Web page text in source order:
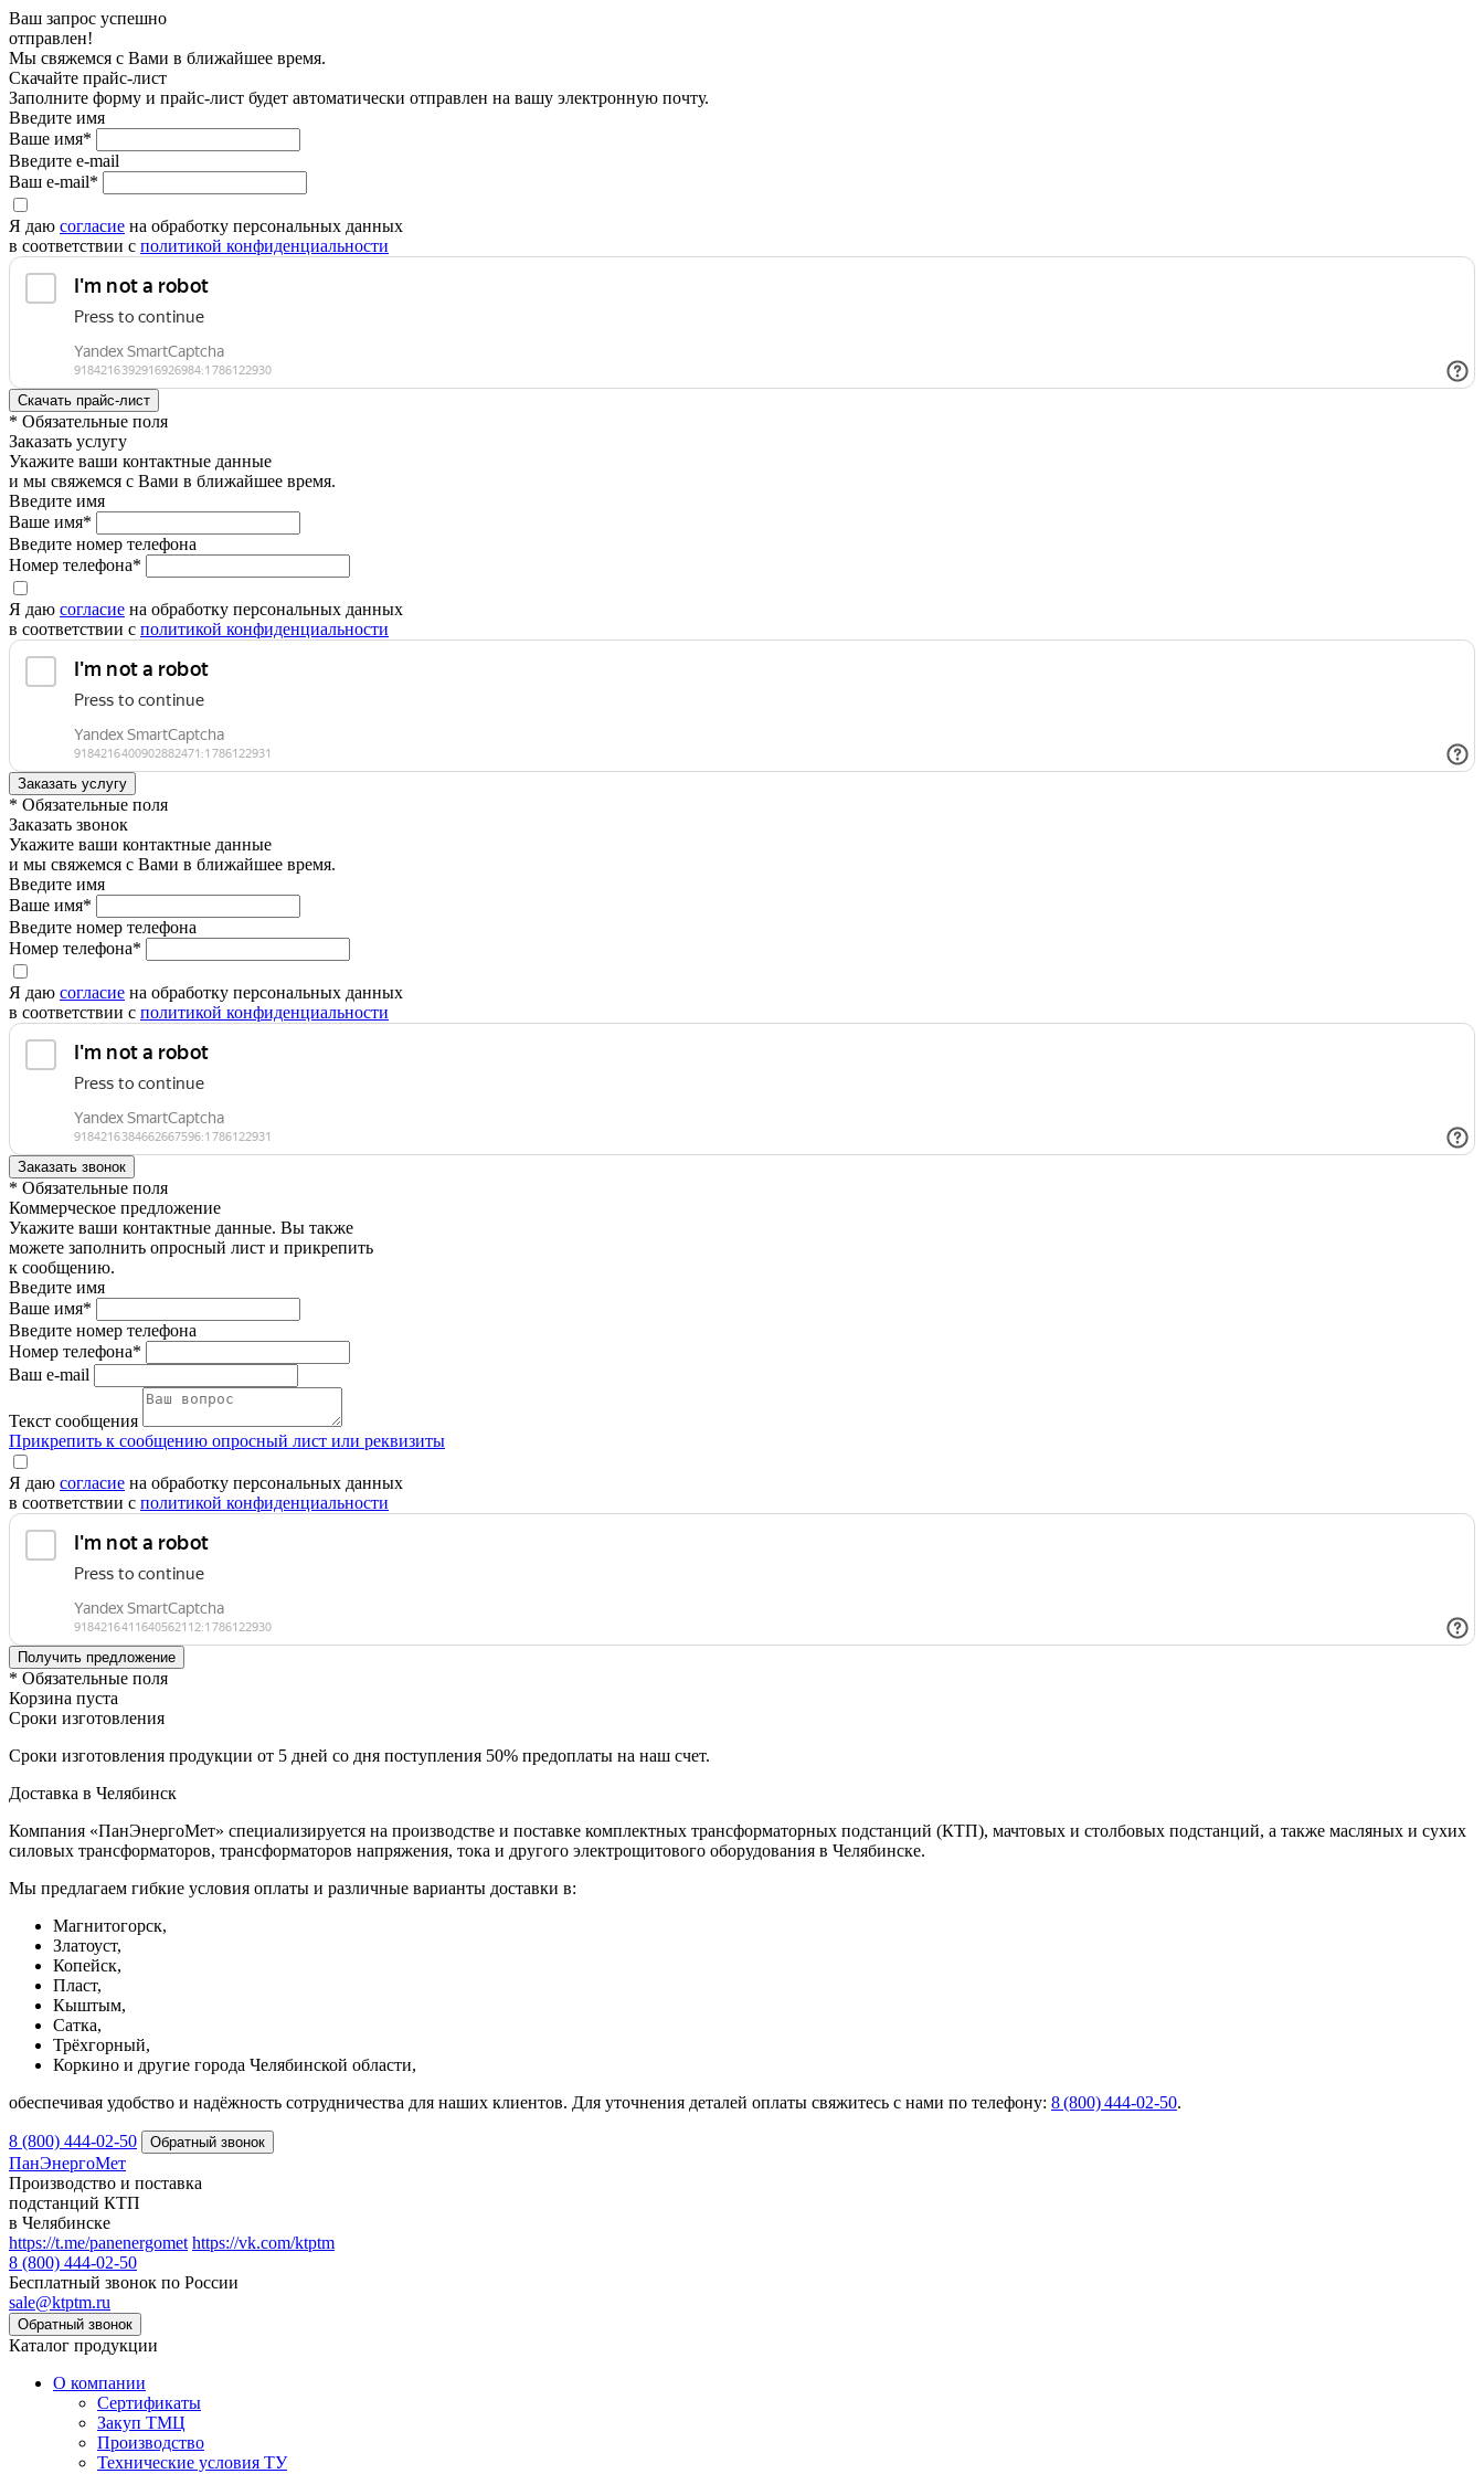
Ваш запрос успешно
отправлен!
Мы свяжемся с Вами в ближайшее время.
Скачайте прайс-лист
Заполните форму и прайс-лист будет автоматически отправлен на вашу электронную почту.
Введите имя
Ваше имя*
Введите e-mail
Ваш e-mail*
Я даю согласие на обработку персональных данных
в соответствии с политикой конфиденциальности
* Обязательные поля
Заказать услугу
Укажите ваши контактные данные
и мы свяжемся с Вами в ближайшее время.
Введите имя
Ваше имя*
Введите номер телефона
Номер телефона*
Я даю согласие на обработку персональных данных
в соответствии с политикой конфиденциальности
* Обязательные поля
Заказать звонок
Укажите ваши контактные данные
и мы свяжемся с Вами в ближайшее время.
Введите имя
Ваше имя*
Введите номер телефона
Номер телефона*
Я даю согласие на обработку персональных данных
в соответствии с политикой конфиденциальности
* Обязательные поля
Коммерческое предложение
Укажите ваши контактные данные. Вы также
можете заполнить опросный лист и прикрепить
к сообщению.
Введите имя
Ваше имя*
Введите номер телефона
Номер телефона*
Ваш e-mail
Текст сообщения
Прикрепить к сообщению опросный лист или реквизиты
Я даю согласие на обработку персональных данных
в соответствии с политикой конфиденциальности
* Обязательные поля
Корзина пуста
Сроки изготовления
Сроки изготовления продукции от 5 дней со дня поступления 50% предоплаты на наш счет.
Доставка в Челябинск
Компания «ПанЭнергоМет» специализируется на производстве и поставке комплектных трансформаторных подстанций (КТП), мачтовых и столбовых подстанций, а также масляных и сухих
силовых трансформаторов, трансформаторов напряжения, тока и другого электрощитового оборудования в Челябинске.
Мы предлагаем гибкие условия оплаты и различные варианты доставки в:
Магнитогорск,
Златоуст,
Копейск,
Пласт,
Кыштым,
Сатка,
Трёхгорный,
Коркино и другие города Челябинской области,
обеспечивая удобство и надёжность сотрудничества для наших клиентов. Для уточнения деталей оплаты свяжитесь с нами по телефону: 8 (800) 444‑02‑50.
8 (800) 444-02-50
ПанЭнергоМет
Производство и поставка
подстанций КТП
в Челябинске
https://t.me/panenergomet https://vk.com/ktptm
8 (800) 444-02-50
Бесплатный звонок по России
sale@ktptm.ru
Каталог продукции
О компании
Сертификаты
Закуп ТМЦ
Производство
Технические условия ТУ